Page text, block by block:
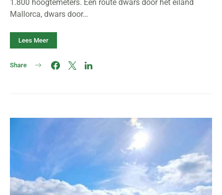
1.800 hoogtemeters. Een route dwars door het eiland
Mallorca, dwars door…
Lees Meer
Share